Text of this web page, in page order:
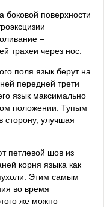
боковой поверхности
–
трахеи через нос.
поля язык берут на
передней трети
язык максимально
положении. Тупым
сторону, улучшая
петлевой шов из
корня языка как
Этим самым
во время
же можно